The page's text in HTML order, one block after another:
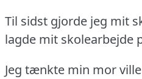
Til sidst gjorde jeg mit
lagde mit skolearbejde
Jeg tænkte min mor